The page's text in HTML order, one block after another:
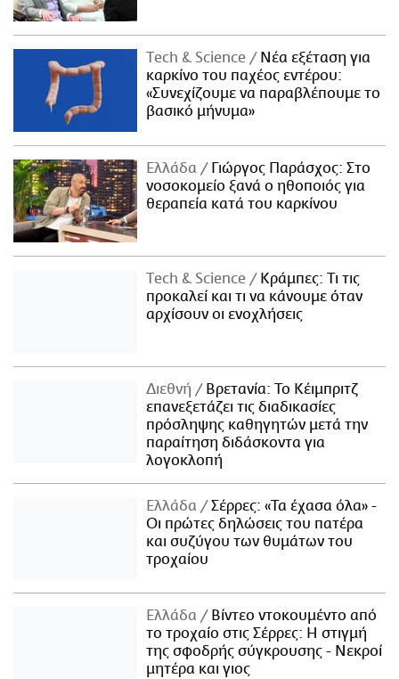
Τech & Science
Νέα εξέταση για
καρκίνο του παχέος εντέρου:
«Συνεχίζουμε να παραβλέπουμε το
βασικό μήνυμα»
Ελλάδα
Γιώργος Παράσχος: Στο
νοσοκομείο ξανά ο ηθοποιός για
θεραπεία κατά του καρκίνου
Τech & Science
Κράμπες: Τι τις
προκαλεί και τι να κάνουμε όταν
αρχίσουν οι ενοχλήσεις
Διεθνή
Βρετανία: Το Κέιμπριτζ
επανεξετάζει τις διαδικασίες
πρόσληψης καθηγητών μετά την
παραίτηση διδάσκοντα για
λογοκλοπή
Ελλάδα
Σέρρες: «Τα έχασα όλα» -
Οι πρώτες δηλώσεις του πατέρα
και συζύγου των θυμάτων του
τροχαίου
Ελλάδα
Βίντεο ντοκουμέντο από
το τροχαίο στις Σέρρες: Η στιγμή
της σφοδρής σύγκρουσης - Νεκροί
μητέρα και γιος